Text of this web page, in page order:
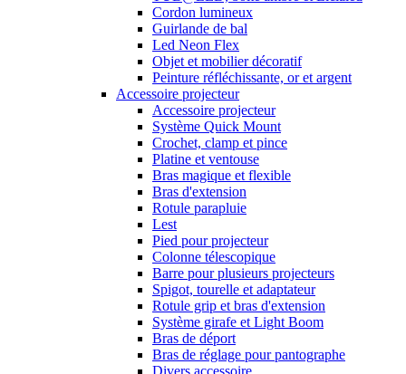
Cordon lumineux
Guirlande de bal
Led Neon Flex
Objet et mobilier décoratif
Peinture réfléchissante, or et argent
Accessoire projecteur
Accessoire projecteur
Système Quick Mount
Crochet, clamp et pince
Platine et ventouse
Bras magique et flexible
Bras d'extension
Rotule parapluie
Lest
Pied pour projecteur
Colonne télescopique
Barre pour plusieurs projecteurs
Spigot, tourelle et adaptateur
Rotule grip et bras d'extension
Système girafe et Light Boom
Bras de déport
Bras de réglage pour pantographe
Divers accessoire